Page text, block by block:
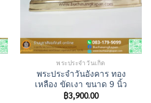
พระประจำวันเกิด
พระประจําวันอังคาร ทอง
เหลือง ขัดเงา ขนาด 9 นิ้ว
฿3,900.00